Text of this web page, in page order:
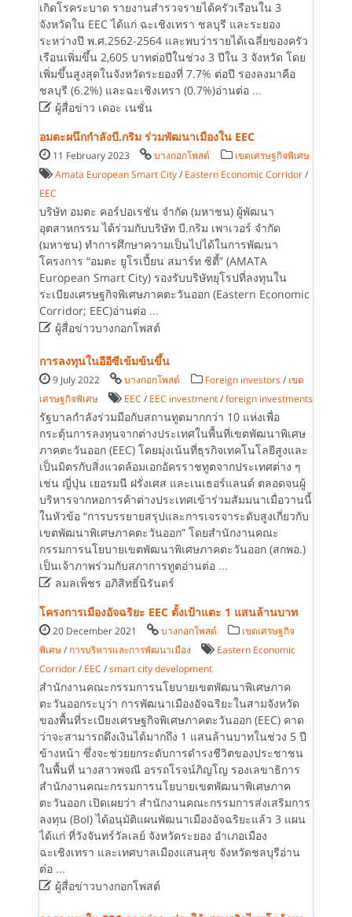
เกิดโรคระบาด รายงานสำรวจรายได้ครัวเรือนใน 3
จังหวัดใน EEC ได้แก่ ฉะเชิงเทรา ชลบุรี และระยอง
ระหว่างปี พ.ศ.2562-2564 และพบว่ารายได้เฉลี่ยของครัว
เรือนเพิ่มขึ้น 2,605 บาทต่อปีในช่วง 3 ปีใน 3 จังหวัด โดย
เพิ่มขึ้นสูงสุดในจังหวัดระยองที่ 7.7% ต่อปี รองลงมาคือ
ชลบุรี (6.2%) และฉะเชิงเทรา (0.7%)อ่านต่อ ...
ผู้สื่อข่าว เดอะ เนชั่น
อมตะผนึกกำลังบี.กริม ร่วมพัฒนาเมืองใน EEC
11 February 2023 บางกอกโพสต์
เขตเศรษฐกิจพิเศษ
Amata European Smart City / Eastern Economic Corridor /
EEC
บริษัท อมตะ คอร์ปอเรชัน จำกัด (มหาชน) ผู้พัฒนา
อุตสาหกรรม ได้ร่วมกับบริษัท บี.กริม เพาเวอร์ จำกัด
(มหาชน) ทำการศึกษาความเป็นไปได้ในการพัฒนา
โครงการ “อมตะ ยูโรเปี้ยน สมาร์ท ซิตี้” (AMATA
European Smart City) รองรับบริษัทยุโรปที่ลงทุนใน
ระเบียงเศรษฐกิจพิเศษภาคตะวันออก (Eastern Economic
Corridor; EEC)อ่านต่อ ...
ผู้สื่อข่าวบางกอกโพสต์
การลงทุนในอีอีซีเข้มข้นขึ้น
9 July 2022 บางกอกโพสต์ Foreign investors / เขต
เศรษฐกิจพิเศษ
EEC / EEC investment /foreign investments
รัฐบาลกำลังร่วมมือกับสถานทูตมากกว่า 10 แห่งเพื่อ
กระตุ้นการลงทุนจากต่างประเทศในพื้นที่เขตพัฒนาพิเศษ
ภาคตะวันออก (EEC) โดยมุ่งเน้นที่ธุรกิจเทคโนโลยีสูงและ
เป็นมิตรกับสิ่งแวดล้อมเอกอัครราชทูตจากประเทศต่าง ๆ
เช่น ญี่ปุ่น เยอรมนี ฝรั่งเศส และเนเธอร์แลนด์ ตลอดจนผู้
บริหารจากหอการค้าต่างประเทศเข้าร่วมสัมมนาเมื่อวานนี้
ในหัวข้อ “การบรรยายสรุปและการเจรจาระดับสูงเกี่ยวกับ
เขตพัฒนาพิเศษภาคตะวันออก” โดยสำนักงานคณะ
กรรมการนโยบายเขตพัฒนาพิเศษภาคตะวันออก (สกพอ.)
เป็นเจ้าภาพร่วมกับสภาการทูตอ่านต่อ ...
ลมลเพ็ชร อภิสิทธิ์นิรันดร์
โครงการเมืองอัจฉริยะ EEC ตั้งเป้าแตะ 1 แสนล้านบาท
20 December 2021 บางกอกโพสต์
เขตเศรษฐกิจ
พิเศษ / การบริหารและการพัฒนาเมือง
Eastern Economic
Corridor / EEC /smart city development
สำนักงานคณะกรรมการนโยบายเขตพัฒนาพิเศษภาค
ตะวันออกระบุว่า การพัฒนาเมืองอัจฉริยะในสามจังหวัด
ของพื้นที่ระเบียงเศรษฐกิจพิเศษภาคตะวันออก (EEC) คาด
ว่าจะสามารถดึงเงินได้มากถึง 1 แสนล้านบาทในช่วง 5 ปี
ข้างหน้า ซึ่งจะช่วยยกระดับการดำรงชีวิตของประชาชน
ในพื้นที่ นางสาวพจณี อรรถโรจน์ภิญโญ รองเลขาธิการ
สำนักงานคณะกรรมการนโยบายเขตพัฒนาพิเศษภาค
ตะวันออก เปิดเผยว่า สำนักงานคณะกรรมการส่งเสริมการ
ลงทุน (BoI) ได้อนุมัติแผนพัฒนาเมืองอัจฉริยะแล้ว 3 แผน
ได้แก่ ที่วังจันทร์วัลเลย์ จังหวัดระยอง อำเภอเมือง
ฉะเชิงเทรา และเทศบาลเมืองแสนสุข จังหวัดชลบุรีอ่าน
ต่อ ...
ผู้สื่อข่าวบางกอกโพสต์